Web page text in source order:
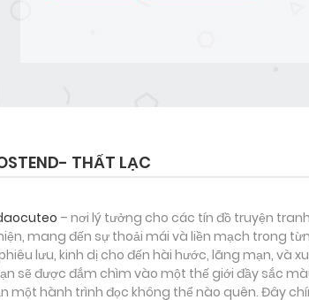
THẤT LẠC
– nơi lý tưởng cho các tín đồ truyện
mang đến sự thoải mái và liền mạch trong
lưu, kinh dị cho đến hài hước, lãng mạn, và
sẽ được đắm chìm vào một thế giới đầy sắc
một hành trình đọc không thể nào quên. Đây